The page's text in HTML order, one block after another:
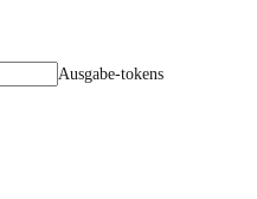
Ausgabe-tokens